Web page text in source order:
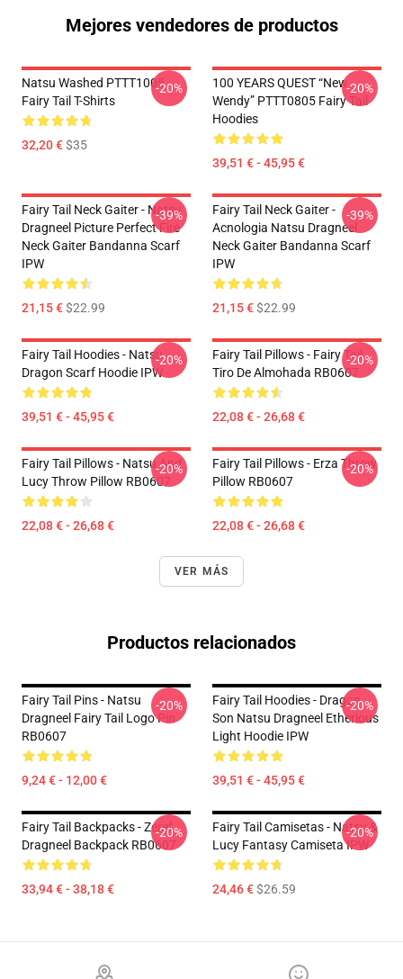
Mejores vendedores de productos
Natsu Washed PTTT1005
Fairy Tail T-Shirts
32,20 €$35
-20%
100 YEARS QUEST “New
Wendy” PTTT0805 Fairy Tail
Hoodies
39,51 € - 45,95 €
-20%
Fairy Tail Neck Gaiter - Natsu
Dragneel Picture Perfect Fire
Neck Gaiter Bandanna Scarf
IPW
21,15 €$22.99
-39%
Fairy Tail Neck Gaiter -
Acnologia Natsu Dragneel
Neck Gaiter Bandanna Scarf
IPW
21,15 €$22.99
-39%
Fairy Tail Hoodies - Natsu
Dragon Scarf Hoodie IPW
39,51 € - 45,95 €
-20%
Fairy Tail Pillows - Fairy Tail
Tiro De Almohada RB0607
22,08 € - 26,68 €
-20%
Fairy Tail Pillows - Natsu And
Lucy Throw Pillow RB0607
22,08 € - 26,68 €
-20%
Fairy Tail Pillows - Erza Throw
Pillow RB0607
22,08 € - 26,68 €
-20%
VER MÁS
Productos relacionados
Fairy Tail Pins - Natsu
Dragneel Fairy Tail Logo Pin
RB0607
9,24 € - 12,00 €
-20%
Fairy Tail Hoodies - Dragon
Son Natsu Dragneel Etherious
Light Hoodie IPW
39,51 € - 45,95 €
-20%
Fairy Tail Backpacks - Zeref
Dragneel Backpack RB0607
33,94 € - 38,18 €
-20%
Fairy Tail Camisetas - Natsu &
Lucy Fantasy Camiseta IPW
24,46 €$26.59
-20%